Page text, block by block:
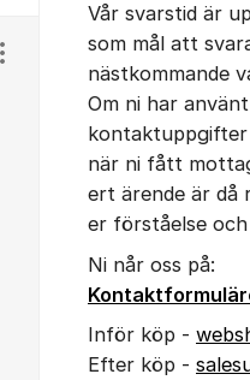
Visa/dölj inställningar för
Vår svarstid är
som mål att
nästkommande
Om ni har
när ni fått
ert ärende är då
er förståelse
Ni når oss på:
Inför köp -
Efter köp -